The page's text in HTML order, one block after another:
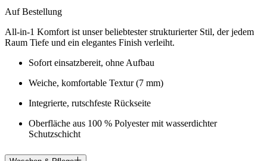
Auf Bestellung
All-in-1 Komfort ist unser beliebtester strukturierter Stil, der jedem
Raum Tiefe und ein elegantes Finish verleiht.
Sofort einsatzbereit, ohne Aufbau
Weiche, komfortable Textur (7 mm)
Integrierte, rutschfeste Rückseite
Oberfläche aus 100 % Polyester mit wasserdichter
Schutzschicht